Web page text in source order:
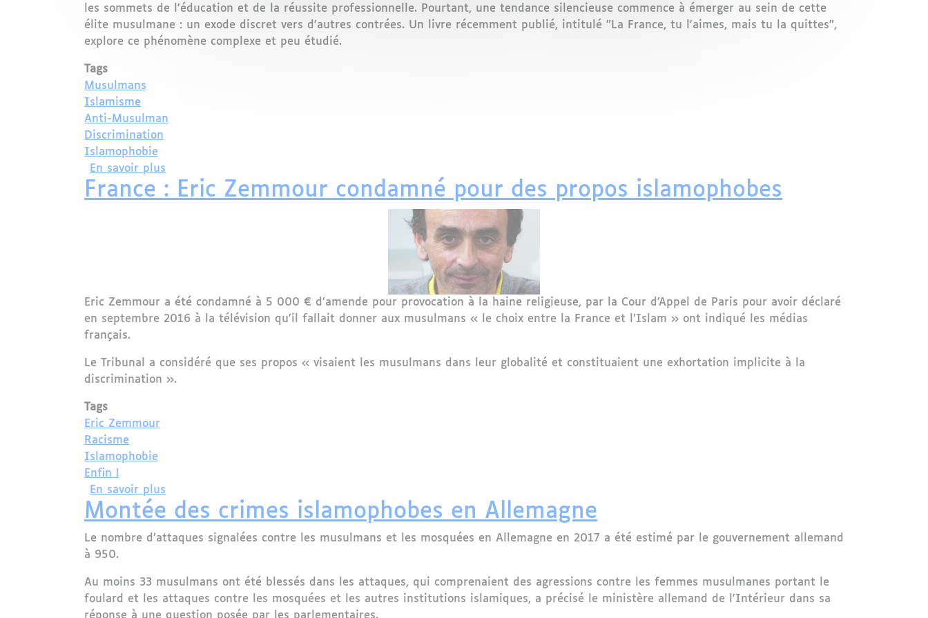
les sommets de l'éducation et de la réussite professionnelle. Pourtant, une tendance silencieuse commence à émerger au sein de cette
élite musulmane : un exode discret vers d'autres contrées. Un livre récemment publié, intitulé "La France, tu l'aimes, mais tu la quittes",
explore ce phénomène complexe et peu étudié.
Tags
Musulmans
Islamisme
Anti-Musulman
Discrimination
Islamophobie
En savoir plus
France : Eric Zemmour condamné pour des propos islamophobes
Eric Zemmour a été condamné à 5 000 € d’amende pour provocation à la haine religieuse, par la Cour d’Appel de Paris pour avoir déclaré
en septembre 2016 à la télévision qu’il fallait donner aux musulmans « le choix entre la France et l’Islam » ont indiqué les médias
français.
Le Tribunal a considéré que ses propos « visaient les musulmans dans leur globalité et constituaient une exhortation implicite à la
discrimination ».
Tags
Eric Zemmour
Racisme
Islamophobie
Enfin !
En savoir plus
Montée des crimes islamophobes en Allemagne
Le nombre d’attaques signalées contre les musulmans et les mosquées en Allemagne en 2017 a été estimé par le gouvernement allemand
à 950.
Au moins 33 musulmans ont été blessés dans les attaques, qui comprenaient des agressions contre les femmes musulmanes portant le
foulard et les attaques contre les mosquées et les autres institutions islamiques, a précisé le ministère allemand de l'Intérieur dans sa
réponse à une question posée par les parlementaires.